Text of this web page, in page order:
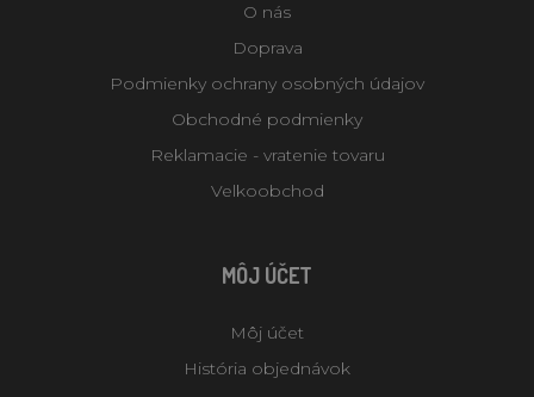
O nás
Doprava
Podmienky ochrany osobných údajov
Obchodné podmienky
Reklamacie - vratenie tovaru
Velkoobchod
MÔJ ÚČET
Môj účet
História objednávok